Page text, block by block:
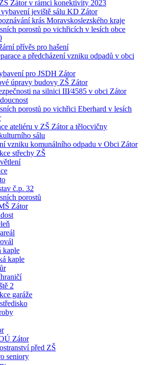
Zátor v rámci konektivity 2023
jeviště sálu KD Zátor
krás Moravskoslezského kraje
porostů po vichřicích v lesích obce
přívěs pro hašení
a předcházení vzniku odpadů v obci
pro JSDH Zátor
úpravy budovy ZŠ Zátor
na silnici III⁄4585 v obci Zátor
porostů po vichřici Eberhard v lesích
ateliéru v ZŠ Zátor a tělocvičny
sálu
vzniku komunálního odpadu v Obci Zátor
střechy ZŠ
č.p. 32
porostů
Zátor
kaple
kaple
2
garáže
Zátor
před ZŠ
seniory